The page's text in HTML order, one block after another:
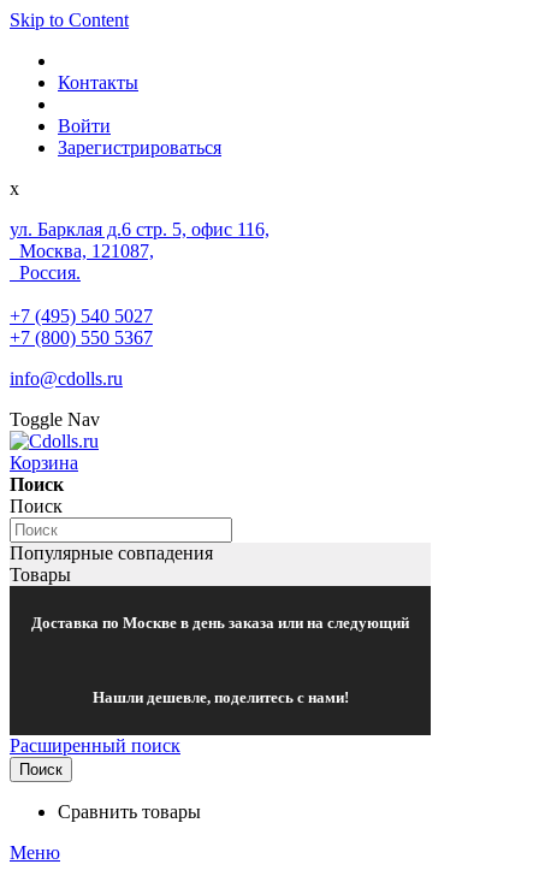
Skip to Content
Контакты
Войти
Зарегистрироваться
x
ул. Барклая д.6 стр. 5, офис 116,
Москва, 121087,
Россия.
+7 (495) 540 5027
+7 (800) 550 5367
info@cdolls.ru
Toggle Nav
Корзина
Поиск
Поиск
Популярные совпадения
Товары
Доставка по Москве в день заказа или на следующий
Нашли дешевле, поделитесь с нами!
Расширенный поиск
Поиск
Сравнить товары
Меню